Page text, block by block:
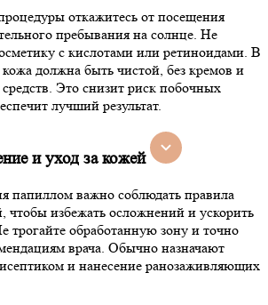
откажитесь от посещения
пребывания на солнце. Не
с кислотами или ретиноидами. В
кожа должна быть чистой, без кремов и
Это снизит риск побочных
лучший результат.
и уход за кожей
папиллом важно соблюдать правила
чтобы избежать осложнений и ускорить
трогайте обработанную зону и точно
врача. Обычно назначают
и нанесение ранозаживляющих